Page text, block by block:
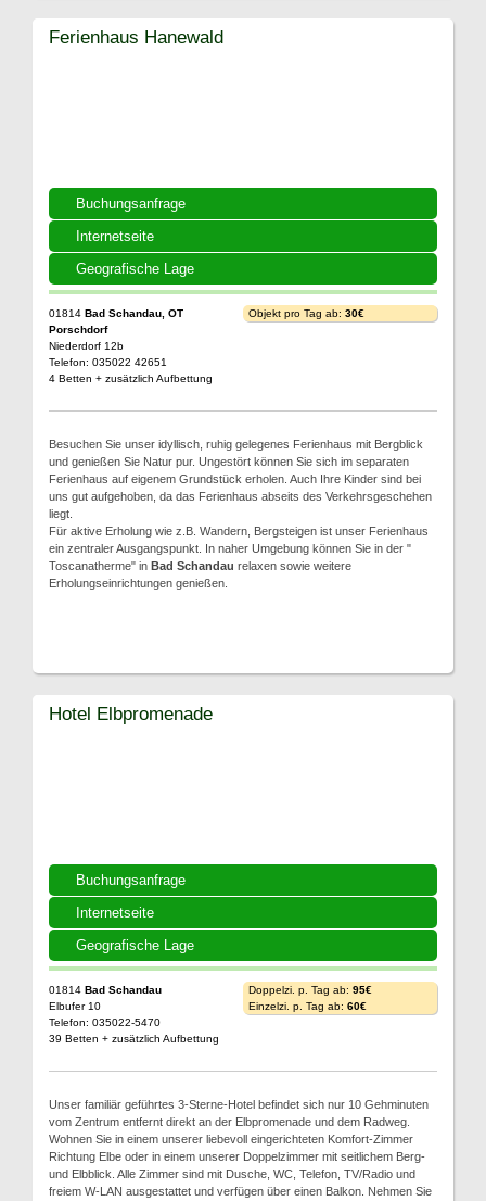
Buchungsanfrage
Internetseite
Geografische Lage
Ferienhaus Hanewald
01814 Bad Schandau, OT
Porschdorf
Niederdorf 12b
Telefon: 035022 42651
4 Betten + zusätzlich Aufbettung
Objekt pro Tag ab: 30€
Besuchen Sie unser idyllisch, ruhig gelegenes Ferienhaus mit Bergblick
und genießen Sie Natur pur. Ungestört können Sie sich im separaten
Ferienhaus auf eigenem Grundstück erholen. Auch Ihre Kinder sind bei
uns gut aufgehoben, da das Ferienhaus abseits des Verkehrsgeschehen
liegt.
Für aktive Erholung wie z.B. Wandern, Bergsteigen ist unser Ferienhaus
ein zentraler Ausgangspunkt. In naher Umgebung können Sie in der "
Toscanatherme" in Bad Schandau relaxen sowie weitere
Erholungseinrichtungen genießen.
Buchungsanfrage
Internetseite
Geografische Lage
Hotel Elbpromenade
01814 Bad Schandau
Elbufer 10
Telefon: 035022-5470
39 Betten + zusätzlich Aufbettung
Doppelzi. p. Tag ab: 95€
Einzelzi. p. Tag ab: 60€
Unser familiär geführtes 3-Sterne-Hotel befindet sich nur 10 Gehminuten
vom Zentrum entfernt direkt an der Elbpromenade und dem Radweg.
Wohnen Sie in einem unserer liebevoll eingerichteten Komfort-Zimmer
Richtung Elbe oder in einem unserer Doppelzimmer mit seitlichem Berg-
und Elbblick. Alle Zimmer sind mit Dusche, WC, Telefon, TV/Radio und
freiem W-LAN ausgestattet und verfügen über einen Balkon. Nehmen Sie